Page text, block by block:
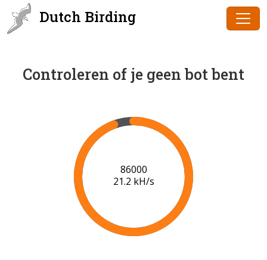
Dutch Birding
Controleren of je geen bot bent
88000
20.6 kH/s